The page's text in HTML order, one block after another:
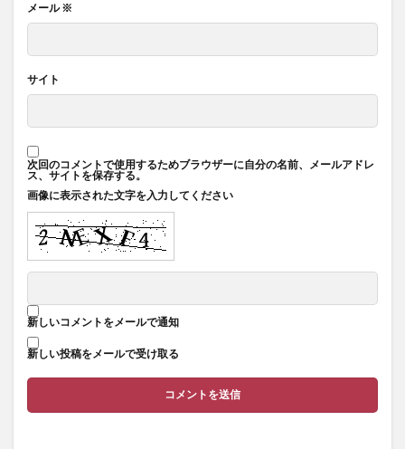
メール※
サイト
次回のコメントで使用するためブラウザーに自分の名前、メールアドレ
ス、サイトを保存する。
画像に表示された文字を入力してください
新しいコメントをメールで通知
新しい投稿をメールで受け取る